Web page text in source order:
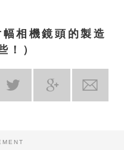
幅相機鏡頭的製造
！）